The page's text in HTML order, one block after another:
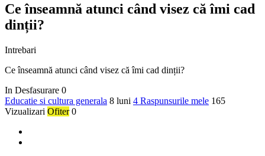
Ce înseamnă atunci când visez că îmi cad
dinții?
Intrebari
Ce înseamnă atunci când visez că îmi cad dinții?
In Desfasurare 0
Educatie si cultura generala 8 luni 4 Raspunsurile mele 165
Vizualizari Ofiter 0